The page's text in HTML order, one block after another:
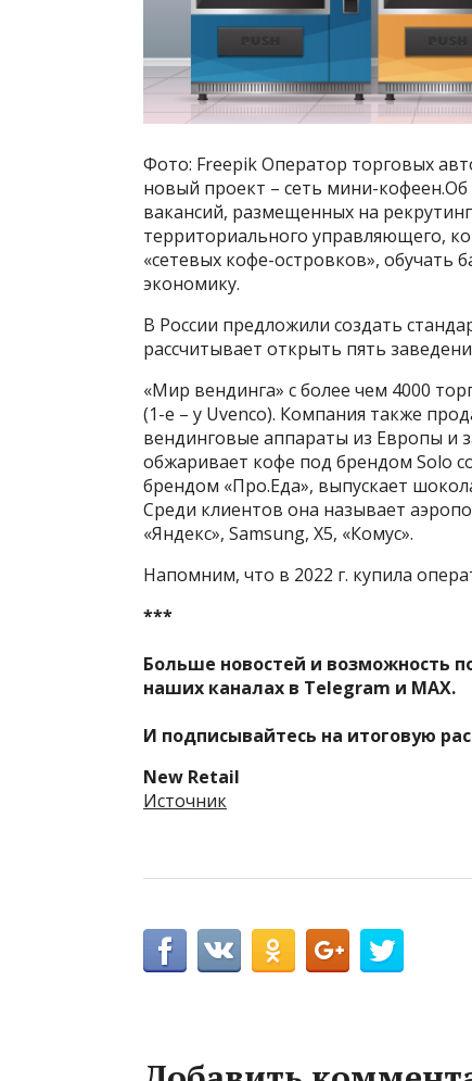
Фото: Freepik Оператор торговых
новый проект – сеть мини-
вакансий, размещенных на
территориального управляющего,
«сетевых кофе-островков»,
экономику.
В России предложили создать
рассчитывает открыть пять
«Мир вендинга» с более чем 4000
(1-е – у Uvenco). Компания также
вендинговые аппараты из Европы и
обжаривает кофе под брендом Solo
брендом «Про.Еда», выпускает
Среди клиентов она называет
«Яндекс», Samsung, X5, «Комус».
Напомним, что в 2022 г. купила
***
Больше новостей и возможность
наших каналах в Telegram и MAX.
И подписывайтесь на итоговую
New Retail
Источник